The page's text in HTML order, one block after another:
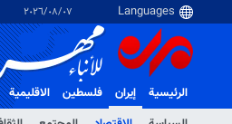
٠٧‏/٠٨‏/٢٠٢٦
الرئيسية
إيران
فلسطین الاقلیمیة